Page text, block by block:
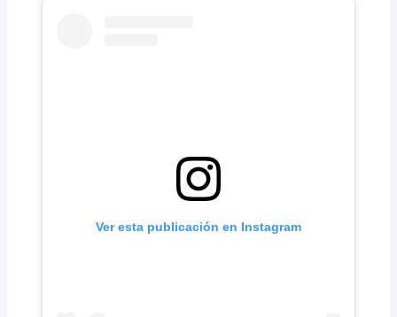
Ver esta publicación en Instagram